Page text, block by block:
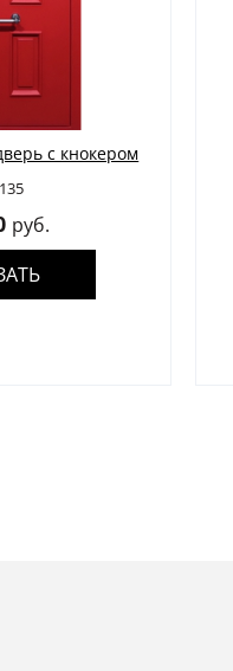
с кнокером
135
руб.